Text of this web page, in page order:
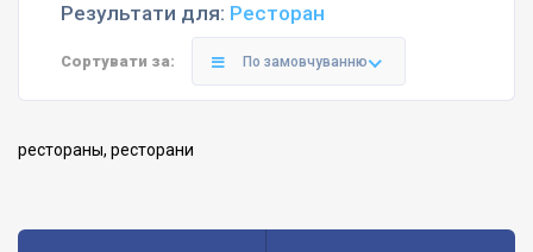
Результати для: Ресторан
Сортувати за: По замовчуванню
рестораны, ресторани